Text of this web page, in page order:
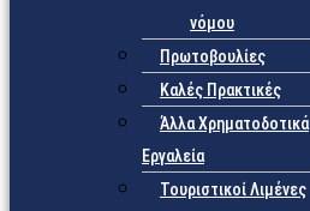
νόμου
Πρωτοβουλίες
Καλές Πρακτικές
Άλλα Χρηματοδοτικά
Εργαλεία
Τουριστικοί Λιμένες